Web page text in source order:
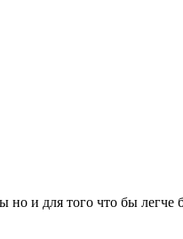
и для того что бы легче